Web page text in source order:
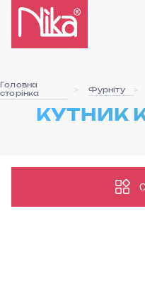
Головна
сторінка
Фурнітура
КУТНИК